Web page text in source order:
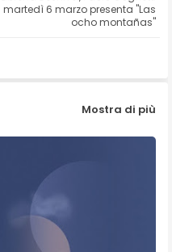
martedì 6 marzo presenta "Las
ocho montañas"
Mostra di più